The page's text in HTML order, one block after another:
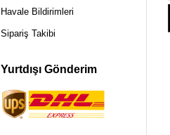
Havale Bildirimleri
Sipariş Takibi
Yurtdışı Gönderim